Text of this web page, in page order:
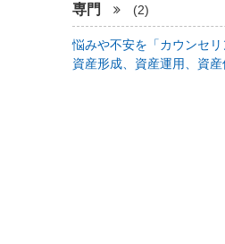
専門 (2)
悩みや不安を「カウンセリ
資産形成、資産運用、資